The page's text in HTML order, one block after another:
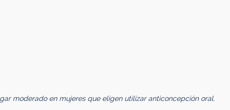
moderado en mujeres que eligen utilizar anticoncepción oral.